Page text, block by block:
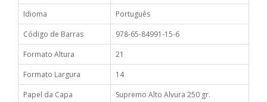
Idioma
Português
Código de Barras
978-65-84991-15-6
Formato Altura
21
Formato Largura
14
Papel da Capa
Supremo Alto Alvura 250 gr.